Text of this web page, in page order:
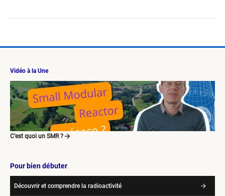
radioactifs et surtout inhalation de gaz radon.
Vidéo à la Une
C’est quoi un SMR ?
Pour bien débuter
Découvrir et comprendre la radioactivité